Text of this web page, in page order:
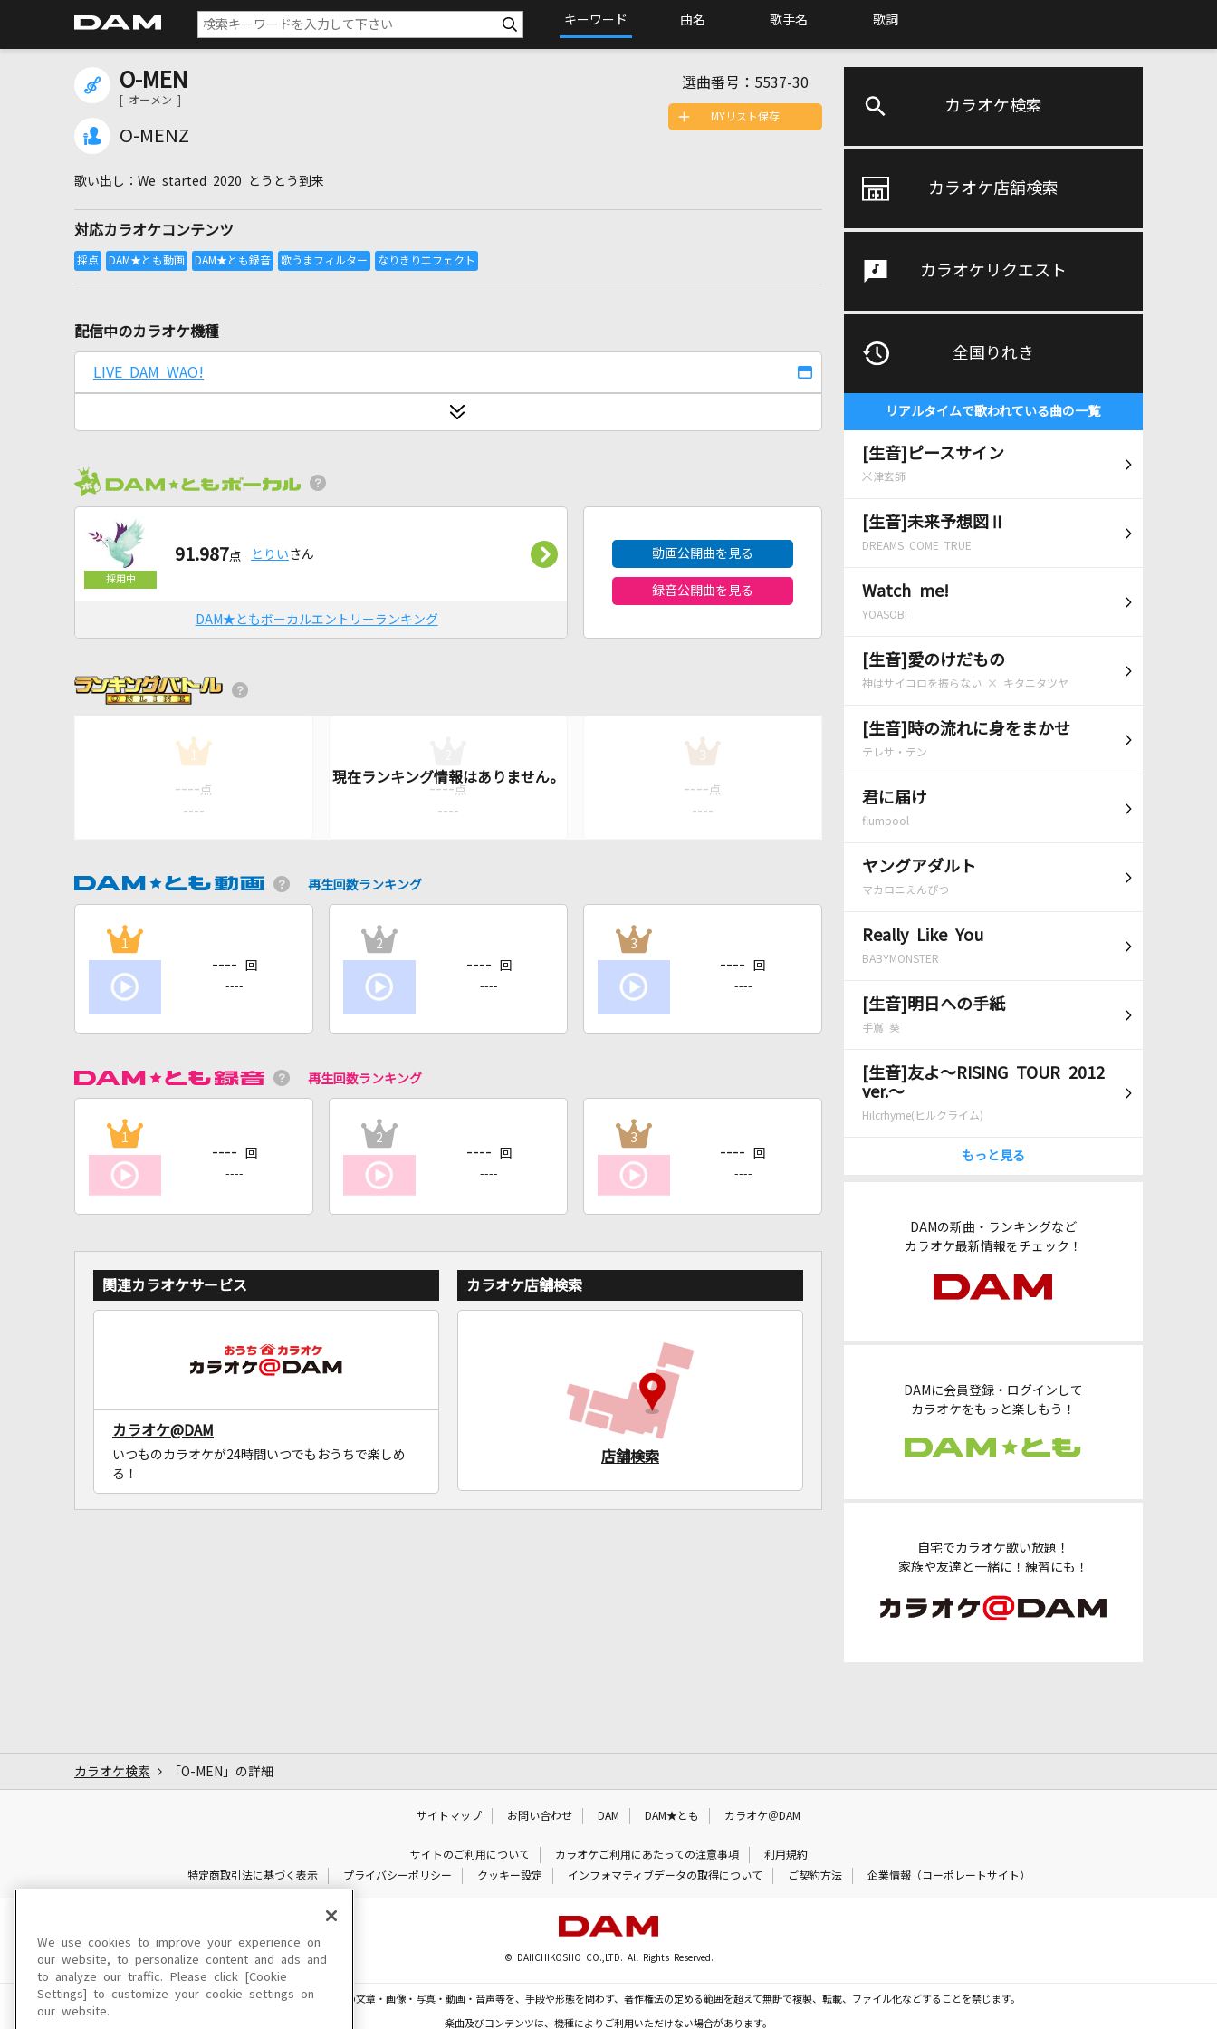
キーワード 曲名 歌手名 歌詞
カラオケ検索
カラオケ店舗検索
カラオケリクエスト
全国りれき
リアルタイムで歌われている曲の一覧
[生音]ピースサイン
米津玄師
[生音]未来予想図Ⅱ
DREAMS COME TRUE
Watch me!
YOASOBI
[生音]愛のけだもの
神はサイコロを振らない × キタニタツヤ
[生音]時の流れに身をまかせ
テレサ・テン
君に届け
flumpool
ヤングアダルト
マカロニえんぴつ
Really Like You
BABYMONSTER
[生音]明日への手紙
手嶌 葵
[生音]友よ～RISING TOUR 2012
ver.～
Hilcrhyme(ヒルクライム)
もっと見る
DAMの新曲・ランキングなど
カラオケ最新情報をチェック！
DAMに会員登録・ログインして
カラオケをもっと楽しもう！
自宅でカラオケ歌い放題！
家族や友達と一緒に！練習にも！
O-MEN
[ オーメン ]
O-MENZ
選曲番号： 5537-30
We started 2020 とうとう到来
対応カラオケコンテンツ
MYリスト保存
配信中のカラオケ機種
LIVE DAM WAO!
91.987点 とりい さん
DAM★ともボーカルエントリーランキング
動画公開曲を見る
録音公開曲を見る
1
---- 点
----
---- 点
----
3
---- 点
----
再生回数ランキング
1
---- 回
----
2
---- 回
----
3
---- 回
----
再生回数ランキング
1
---- 回
----
2
---- 回
----
3
---- 回
----
関連カラオケサービス
カラオケ@DAM
いつものカラオケが24時間いつでもおうちで楽しめ
る！
カラオケ店舗検索
店舗検索
カラオケ検索 「O-MEN」の詳細
サイトマップ お問い合わせ DAM DAM★とも カラオケ＠DAM
サイトのご利用について カラオケご利用にあたっての注意事項
利用規約
特定商取引法に基づく表示
プライバシーポリシー クッキー設定 インフォマティブデータの取得について ご契約方法 企業情報（コーポレートサイト）
© DAIICHIKOSHO CO.,LTD. All Rights Reserved.
このサイトに掲載されている一切の文章・画像・写真・動画・音声等を、手段や形態を問わず、著作権法の定める範囲を超えて無断で複製、転載、ファイル化などすることを禁じます。
楽曲及びコンテンツは、機種によりご利用いただけない場合があります。
We use cookies to improve your experience on
our website, to personalize content and ads and
to analyze our traffic. Please click [Cookie
Settings] to customize your cookie settings on
our website.